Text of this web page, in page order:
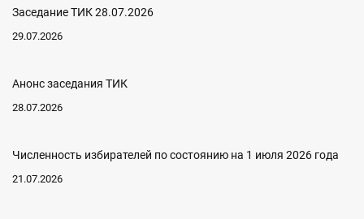
Заседание ТИК 28.07.2026
29.07.2026
Анонс заседания ТИК
28.07.2026
Численность избирателей по состоянию на 1 июля 2026 года
21.07.2026